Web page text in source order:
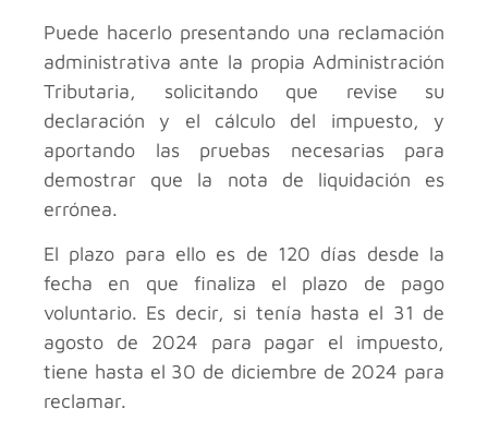
Puede hacerlo presentando una reclamación
administrativa ante la propia Administración
Tributaria, solicitando que revise su
declaración y el cálculo del impuesto, y
aportando las pruebas necesarias para
demostrar que la nota de liquidación es
errónea.
El plazo para ello es de 120 días desde la
fecha en que finaliza el plazo de pago
voluntario. Es decir, si tenía hasta el 31 de
agosto de 2024 para pagar el impuesto,
tiene hasta el 30 de diciembre de 2024 para
reclamar.